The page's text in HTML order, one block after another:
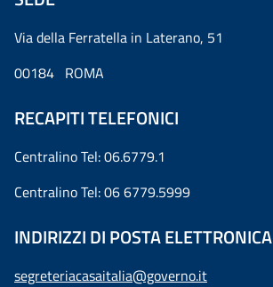
Via della Ferratella in Laterano, 51
00184 ROMA
RECAPITI TELEFONICI
Centralino Tel: 06.6779.1
Centralino Tel: 06 6779.5999
INDIRIZZI DI POSTA ELETTRONICA
segreteriacasaitalia@governo.it